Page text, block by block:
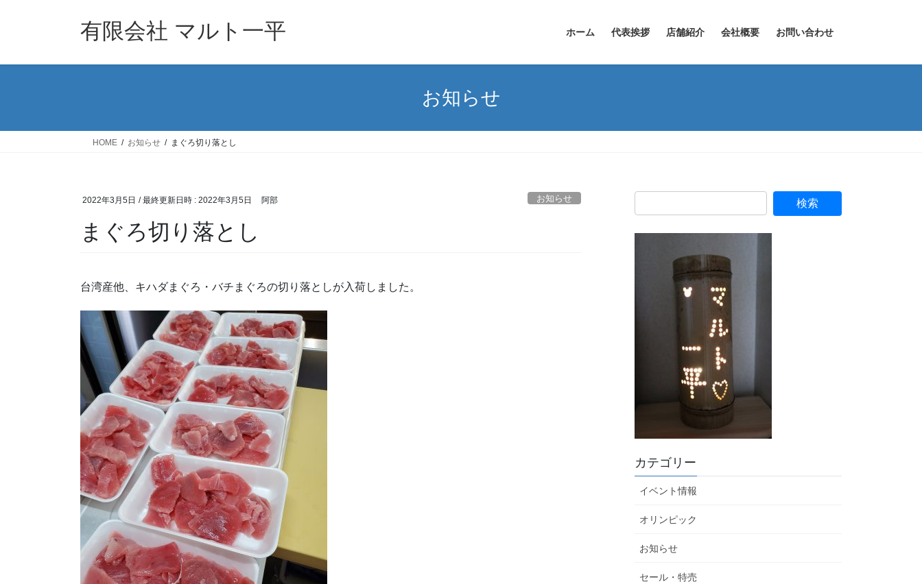
有限会社 マルト一平 ホーム 代表挨拶 店舗紹介 会社概要 お問い合わせ
お知らせ
HOME お知らせ まぐろ切り落とし
2022年3月5日 / 最終更新日時 : 2022年3月5日 阿部 お知らせ
まぐろ切り落とし
台湾産他、キハダまぐろ・バチまぐろの切り落としが入荷しました。
カテゴリー
イベント情報
オリンピック
お知らせ
セール・特売